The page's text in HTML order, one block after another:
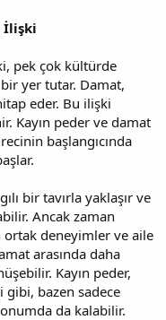
İlişki
pek çok kültürde
yer tutar. Damat,
eder. Bu ilişki
Kayın peder ve damat
başlangıcında
bir tavırla yaklaşır ve
Ancak zaman
deneyimler ve aile
arasında daha
Kayın peder,
bazen sadece
da kalabilir.